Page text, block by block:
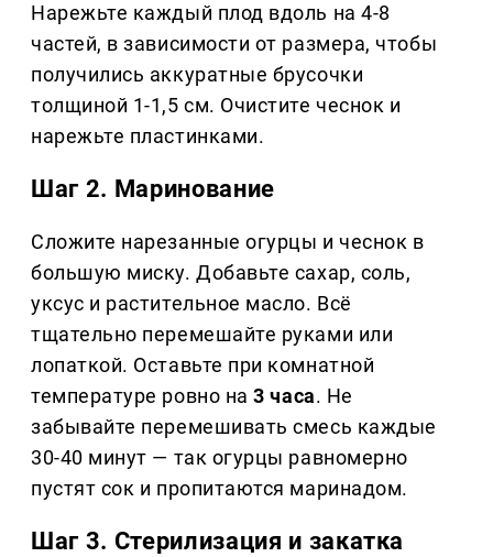
Нарежьте каждый плод вдоль на 4-8
частей, в зависимости от размера, чтобы
получились аккуратные брусочки
толщиной 1-1,5 см. Очистите чеснок и
нарежьте пластинками.
Шаг 2. Маринование
Сложите нарезанные огурцы и чеснок в
большую миску. Добавьте сахар, соль,
уксус и растительное масло. Всё
тщательно перемешайте руками или
лопаткой. Оставьте при комнатной
температуре ровно на3 часа. Не
забывайте перемешивать смесь каждые
30-40 минут — так огурцы равномерно
пустят сок и пропитаются маринадом.
Шаг 3. Стерилизация и закатка